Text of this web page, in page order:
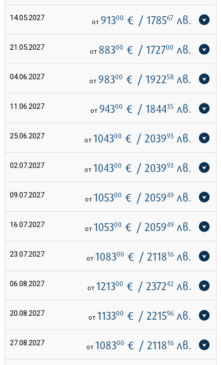
14.05.2027 от 91300 € / 178567 лв.
21.05.2027 от 88300 € / 172700 лв.
04.06.2027 от 98300 € / 192258лв.
11.06.2027 от 94300 € / 184435 лв.
25.06.2027 от 104300 € / 203993 лв.
02.07.2027 от 104300 € / 203993 лв.
09.07.2027 от 105300 € / 205949лв.
16.07.2027 от 105300 € / 205949лв.
23.07.2027 от 108300 € / 211816лв.
06.08.2027 от 121300 € / 237242 лв.
20.08.2027 от 113300 € / 221596лв.
27.08.2027 от 108300 € / 211816лв.